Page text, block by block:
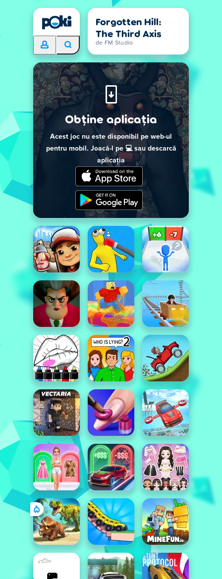
Forgotten Hill:
The Third Axis
de FM Studio
Obține aplicația
Acest joc nu este disponibil pe web-ul
pentru mobil. Joacă-l pe 💻 sau descarcă
aplicația